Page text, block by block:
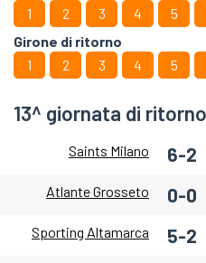
1
2 3 4 5
Girone di ritorno
1
2 3 4 5
13^ giornata di
Saints Milano 6-2
Atlante Grosseto 0-0
Sporting Altamarca 5-2